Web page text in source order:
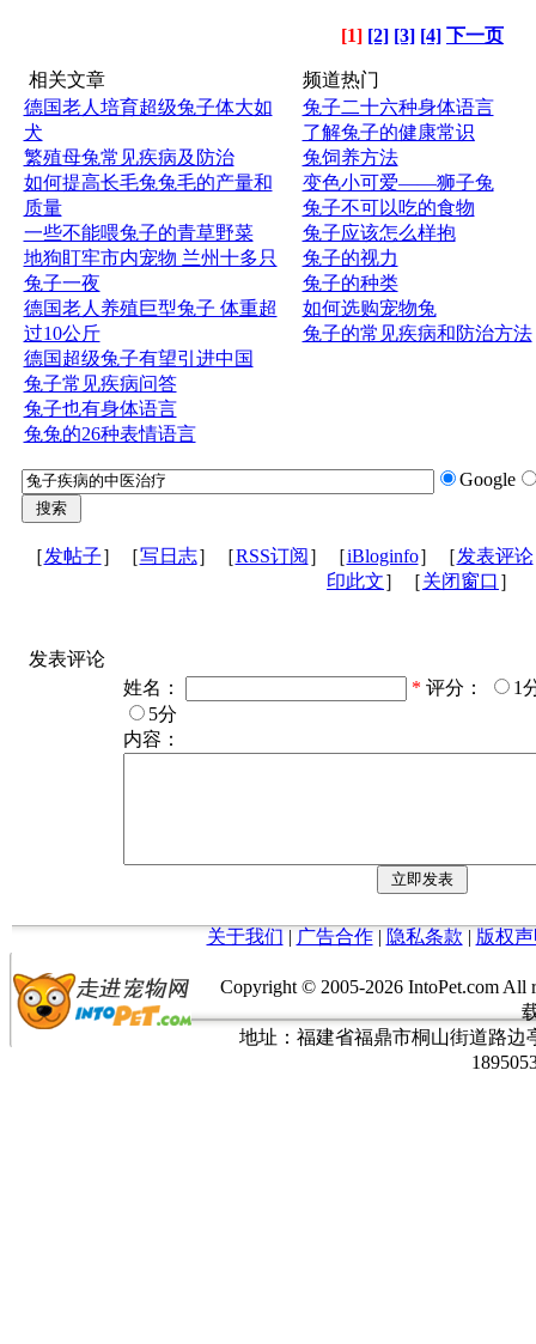
[1] [2] [3] [4] 下一页
相关文章
德国老人培育超级兔子体大如
犬
繁殖母兔常见疾病及防治
如何提高长毛兔兔毛的产量和
质量
一些不能喂兔子的青草野菜
地狗盯牢市内宠物 兰州十多只
兔子一夜
德国老人养殖巨型兔子 体重超
过10公斤
德国超级兔子有望引进中国
兔子常见疾病问答
兔子也有身体语言
兔兔的26种表情语言
频道热门
兔子二十六种身体语言
了解兔子的健康常识
兔饲养方法
变色小可爱——狮子兔
兔子不可以吃的食物
兔子应该怎么样抱
兔子的视力
兔子的种类
如何选购宠物兔
兔子的常见疾病和防治方法
Google
［发帖子］［写日志］［RSS订阅 ］［iBloginfo］［发表评论
印此文］［关闭窗口 ］
发表评论
姓名：
* 评分：
1
5分
内容：
关于我们 | 广告合作| 隐私条款 | 版权
Copyright © 2005-2026 IntoPet.com
地址：福建省福鼎市桐山街道路边